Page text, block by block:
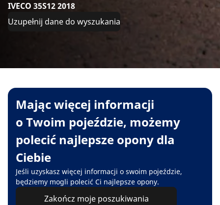
IVECO 35S12 2018
Uzupełnij dane do wyszukania
Mając więcej informacji
o Twoim pojeździe, możemy
polecić najlepsze opony dla
Ciebie
Jeśli uzyskasz więcej informacji o swoim pojeździe,
będziemy mogli polecić Ci najlepsze opony.
Zakończ moje poszukiwania